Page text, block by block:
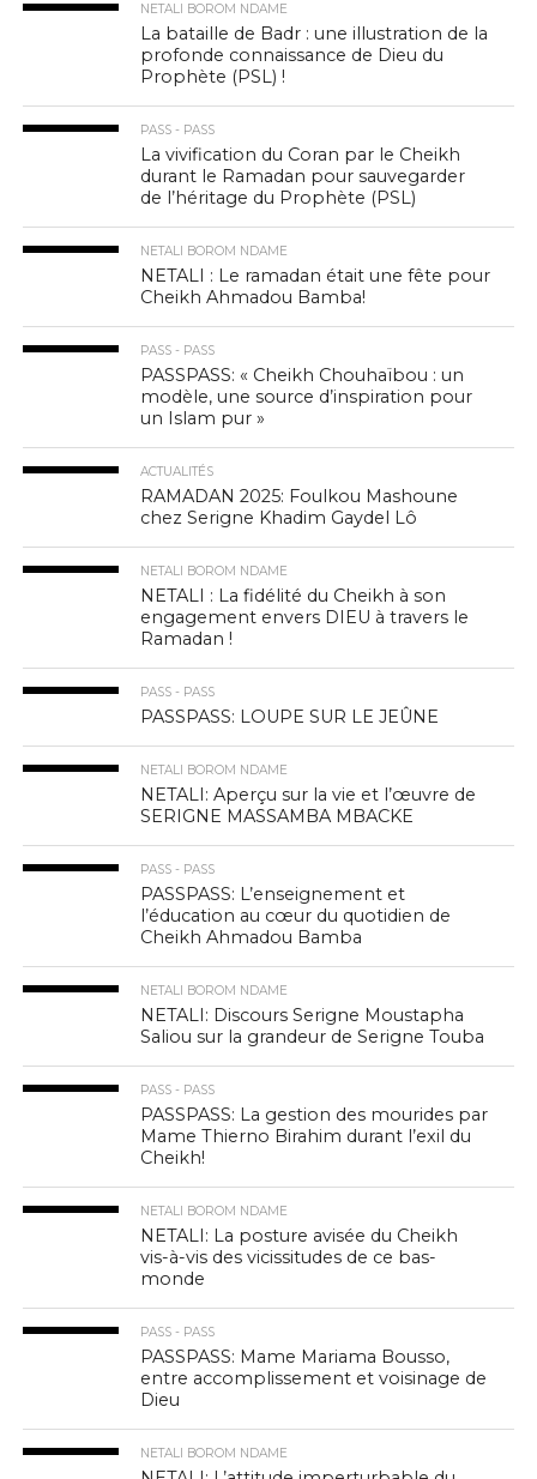
NETALI BOROM NDAME
La bataille de Badr : une illustration de la
profonde connaissance de Dieu du
Prophète (PSL) !
PASS - PASS
La vivification du Coran par le Cheikh
durant le Ramadan pour sauvegarder
de l’héritage du Prophète (PSL)
NETALI BOROM NDAME
NETALI : Le ramadan était une fête pour
Cheikh Ahmadou Bamba!
PASS - PASS
PASSPASS: « Cheikh Chouhaïbou : un
modèle, une source d’inspiration pour
un Islam pur »
ACTUALITÉS
RAMADAN 2025: Foulkou Mashoune
chez Serigne Khadim Gaydel Lô
NETALI BOROM NDAME
NETALI : La fidélité du Cheikh à son
engagement envers DIEU à travers le
Ramadan !
PASS - PASS
PASSPASS: LOUPE SUR LE JEÛNE
NETALI BOROM NDAME
NETALI: Aperçu sur la vie et l’œuvre de
SERIGNE MASSAMBA MBACKE
PASS - PASS
PASSPASS: L’enseignement et
l’éducation au cœur du quotidien de
Cheikh Ahmadou Bamba
NETALI BOROM NDAME
NETALI: Discours Serigne Moustapha
Saliou sur la grandeur de Serigne Touba
PASS - PASS
PASSPASS: La gestion des mourides par
Mame Thierno Birahim durant l’exil du
Cheikh!
NETALI BOROM NDAME
NETALI: La posture avisée du Cheikh
vis-à-vis des vicissitudes de ce bas-
monde
PASS - PASS
PASSPASS: Mame Mariama Bousso,
entre accomplissement et voisinage de
Dieu
NETALI BOROM NDAME